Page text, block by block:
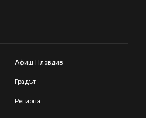
Афиш Пловдив
Градът
Региона